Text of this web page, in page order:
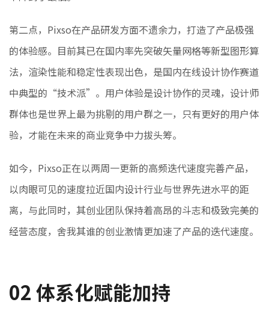
第二点，Pixso在产品研发方面不遗余力，打造了产品极强
的体验感。目前其已在国内率先突破矢量网格等新型图形算
法，渲染性能和稳定性表现出色，是国内在线设计协作赛道
中典型的“技术派”。用户体验是设计协作的灵魂，设计师
群体也是世界上最为挑剔的用户群之一，只有更好的用户体
验，才能在未来的商业竞争中力拔头筹。
如今，Pixso正在以两周一更新的高频迭代速度完善产品，
以肉眼可见的速度拉近国内设计行业与世界先进水平的距
离，与此同时，其创业团队保持着高昂的斗志和极致完美的
经营态度，舍我其谁的创业激情更加速了产品的迭代速度。
02体系化赋能加持